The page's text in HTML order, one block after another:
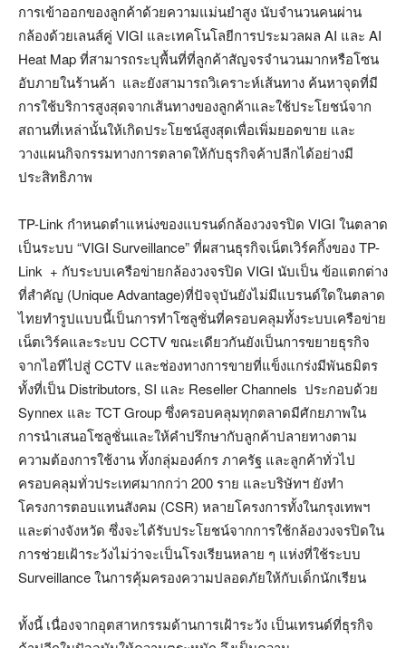
การเข้าออกของลูกค้าด้วยความแม่นยำสูง นับจำนวนคนผ่าน
กล้องด้วยเลนส์คู่ VIGI และเทคโนโลยีการประมวลผล AI และ AI
Heat Map ที่สามารถระบุพื้นที่ที่ลูกค้าสัญจรจำนวนมากหรือโซน
อับภายในร้านค้า และยังสามารถวิเคราะห์เส้นทาง ค้นหาจุดที่มี
การใช้บริการสูงสุดจากเส้นทางของลูกค้าและใช้ประโยชน์จาก
สถานที่เหล่านั้นให้เกิดประโยชน์สูงสุดเพื่อเพิ่มยอดขาย และ
วางแผนกิจกรรมทางการตลาดให้กับธุรกิจค้าปลีกได้อย่างมี
ประสิทธิภาพ
TP-Link กำหนดตำแหน่งของแบรนด์กล้องวงจรปิด VIGI ในตลาด
เป็นระบบ “VIGI Surveillance” ที่ผสานธุรกิจเน็ตเวิร์คกิ้งของ TP-
Link + กับระบบเครือข่ายกล้องวงจรปิด VIGI นับเป็น ข้อแตกต่าง
ที่สำคัญ (Unique Advantage)ที่ปัจจุบันยังไม่มีแบรนด์ใดในตลาด
ไทยทำรูปแบบนี้เป็นการทำโซลูชั่นที่ครอบคลุมทั้งระบบเครือข่าย
เน็ตเวิร์คและระบบ CCTV ขณะเดียวกันยังเป็นการขยายธุรกิจ
จากไอทีไปสู่ CCTV และช่องทางการขายที่แข็งแกร่งมีพันธมิตร
ทั้งที่เป็น Distributors, SI และ Reseller Channels ประกอบด้วย
Synnex และ TCT Group ซึ่งครอบคลุมทุกตลาดมีศักยภาพใน
การนำเสนอโซลูชั่นและให้คำปรึกษากับลูกค้าปลายทางตาม
ความต้องการใช้งาน ทั้งกลุ่มองค์กร ภาครัฐ และลูกค้าทั่วไป
ครอบคลุมทั่วประเทศมากกว่า 200 ราย และบริษัทฯ ยังทำ
โครงการตอบแทนสังคม (CSR) หลายโครงการทั้งในกรุงเทพฯ
และต่างจังหวัด ซึ่งจะได้รับประโยชน์จากการใช้กล้องวงจรปิดใน
การช่วยเฝ้าระวังไม่ว่าจะเป็นโรงเรียนหลาย ๆ แห่งที่ใช้ระบบ
Surveillance ในการคุ้มครองความปลอดภัยให้กับเด็กนักเรียน
ทั้งนี้ เนื่องจากอุตสาหกรรมด้านการเฝ้าระวัง เป็นเทรนด์ที่ธุรกิจ